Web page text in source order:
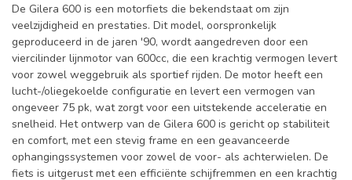
De Gilera 600 is een motorfiets die bekendstaat om zijn
veelzijdigheid en prestaties. Dit model, oorspronkelijk
geproduceerd in de jaren '90, wordt aangedreven door een
viercilinder lijnmotor van 600cc, die een krachtig vermogen levert
voor zowel weggebruik als sportief rijden. De motor heeft een
lucht-/oliegekoelde configuratie en levert een vermogen van
ongeveer 75 pk, wat zorgt voor een uitstekende acceleratie en
snelheid. Het ontwerp van de Gilera 600 is gericht op stabiliteit
en comfort, met een stevig frame en een geavanceerde
ophangingssystemen voor zowel de voor- als achterwielen. De
fiets is uitgerust met een efficiënte schijfremmen en een krachtig